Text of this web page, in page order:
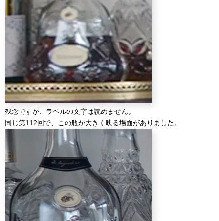
残念ですが、ラベルの文字は読めません。
同じ第112回で、この瓶が大きく映る場面がありました。